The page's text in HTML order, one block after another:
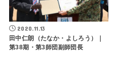
2020.11.13
田中仁朗（たなか・よしろう）｜
第38期・第3師団副師団長